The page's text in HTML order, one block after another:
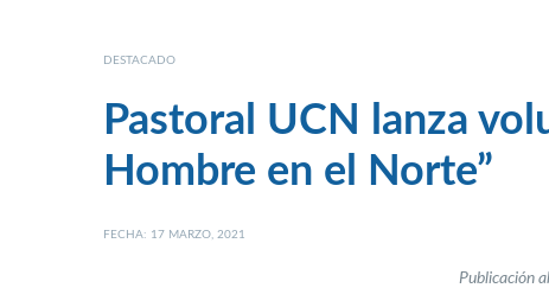
DESTACADO
Pastoral UCN lanza
Hombre en el Norte”
FECHA: 17 MARZO, 2021
Publicación